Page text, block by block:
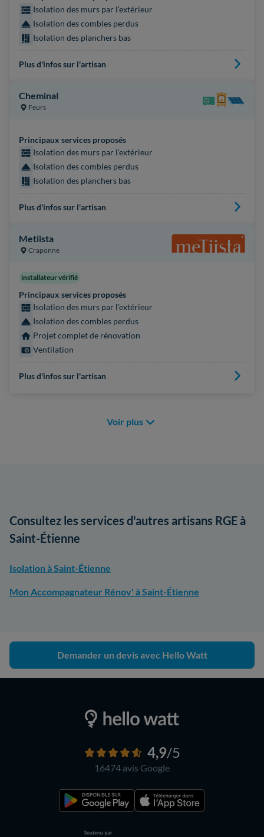
Isolation des murs par l'extérieur
Isolation des combles perdus
Isolation des planchers bas
Plus d'infos sur l'artisan
Cheminal
Feurs
Principaux services proposés
Isolation des murs par l'extérieur
Isolation des combles perdus
Isolation des planchers bas
Plus d'infos sur l'artisan
Metiista
Craponne
installateur vérifié
Principaux services proposés
Isolation des murs par l'extérieur
Isolation des combles perdus
Projet complet de rénovation
Ventilation
Plus d'infos sur l'artisan
Voir plus
Consultez les services d'autres artisans RGE à
Saint-Étienne
Isolation à Saint-Étienne
Mon Accompagnateur Rénov' à Saint-Étienne
Demander un devis avec Hello Watt
4,9/5
16474 avis Google